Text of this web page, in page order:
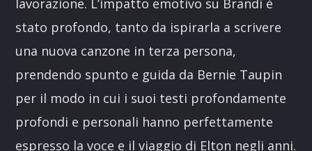
lavorazione. L’impatto emotivo su Brandi è
stato profondo, tanto da ispirarla a scrivere
una nuova canzone in terza persona,
prendendo spunto e guida da Bernie Taupin
per il modo in cui i suoi testi profondamente
profondi e personali hanno perfettamente
espresso la voce e il viaggio di Elton negli anni.